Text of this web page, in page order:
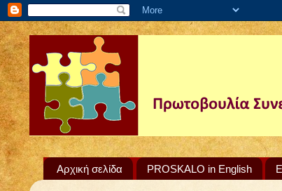
Αρχική σελίδα PROSKALO in English